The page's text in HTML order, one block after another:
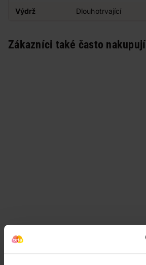
Výdrž Dlouhotrvající
Zákazníci také často nakupují
Podobné produkty